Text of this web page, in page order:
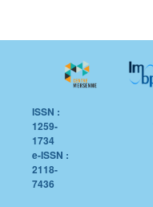
ISSN :
1259-
1734
e-ISSN :
2118-
7436